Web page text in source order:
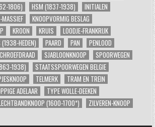
1806)
HSM (1837-1938)
INITIALEN
MASSIEF
KNOOPVORMIG BESLAG
KROON KRUIS
LOODJE-FRANKRIJK
(1938-HEDEN) PAARD PAN
PENLOOD
SJABLOONKNOOP
SPOORWEGEN
1938)
STAATSSPOORWEGEN BELGIE
TELMERK
TRAM EN TREIN
ADELAAR
TYPE WOLLE-DEEKEN
(1600-1700*) ZILVEREN-KNOOP